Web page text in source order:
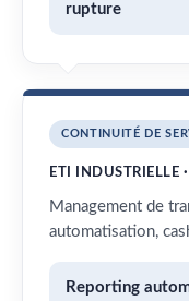
rupture
CONTINUITÉ DE
ETI INDUSTRIELLE
Management de
automatisation,
Reporting